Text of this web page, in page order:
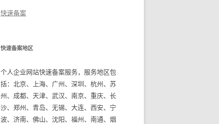
快速备案
快速备案地区
个人企业网站快速备案服务，服务地区包
括：北京、上海、广州、深圳、杭州、苏
州、成都、天津、武汉、南京、重庆、长
沙、郑州、青岛、无锡、大连、西安、宁
波、济南、佛山、沈阳、福州、南通、烟